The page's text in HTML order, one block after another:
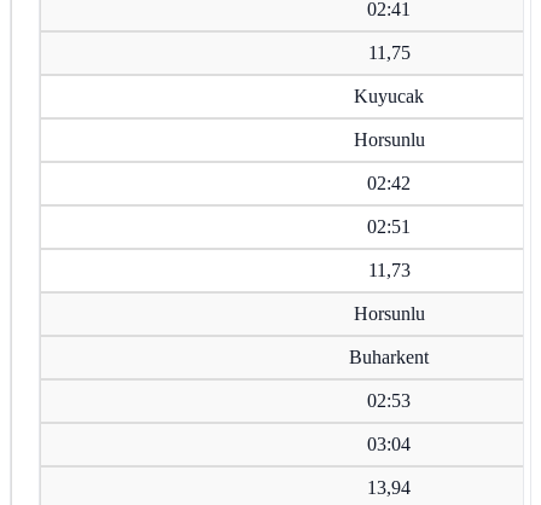
02:41
11,75
Kuyucak
Horsunlu
02:42
02:51
11,73
Horsunlu
Buharkent
02:53
03:04
13,94